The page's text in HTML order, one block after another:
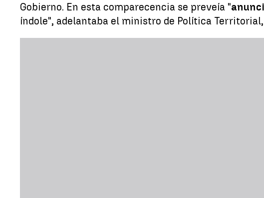
Gobierno. En esta comparecencia se preveía "
índole", adelantaba el ministro de Política Territorial,